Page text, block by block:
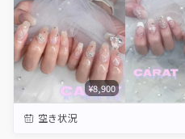
¥8,900
空き状況